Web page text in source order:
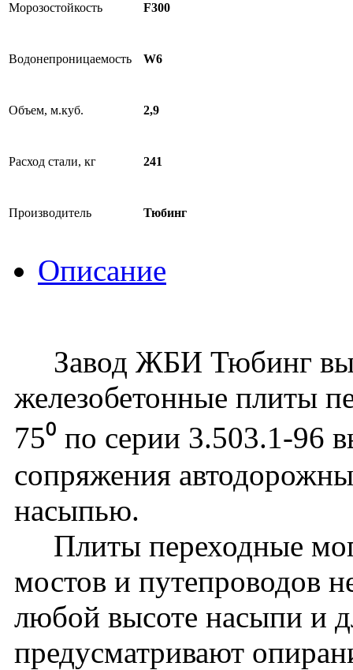
Морозостойкость F300
Водонепроницаемость W6
Объем, м.куб. 2,9
Расход стали, кг 241
Производитель Тюбинг
Описание
Завод ЖБИ Тюбинг
железобетонные плиты
75⁰ по серии 3.503.1-96
сопряжения
насыпью.
Плиты переходные
мостов и путепроводов
любой высоте насыпи и
предусматривают